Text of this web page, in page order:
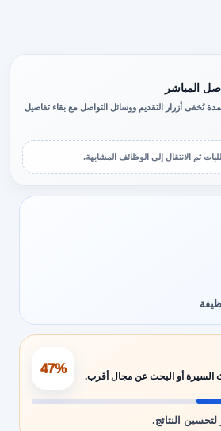
المباشر
تُخفى أزرار التقديم ووسائل التواصل مع بقاء تفاصيل
ثم الانتقال إلى الوظائف المشابهة.
السيرة أو البحث عن مجال أقرب. 47%
النتائج.